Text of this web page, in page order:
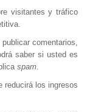
visitantes y tráfico
comentarios,
saber si usted es
spam.
reducirá los ingresos